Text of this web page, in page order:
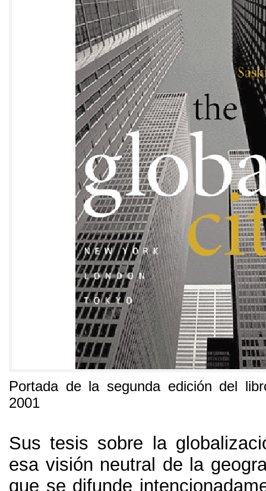
Portada de la segunda edición del
2001
Sus tesis sobre la
esa visión neutral de la
que se difunde